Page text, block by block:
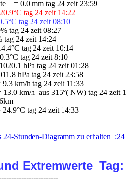
tag 24 zeit 14:22
tag 24 zeit 08:10
tag 24 zeit 08:27
tag 24 zeit 14:24
tag 24 zeit 10:14
tag 24 zeit 8:10
hPa tag 24 zeit 01:28
hPa tag 24 zeit 23:58
km/h tag 24 zeit 11:33
13.0 km/h  aus 315°( NW) tag 24 zeit
tag 24 zeit 14:33
Stunden-Diagramm zu erhalten  :24
Extremwerte  Tag: